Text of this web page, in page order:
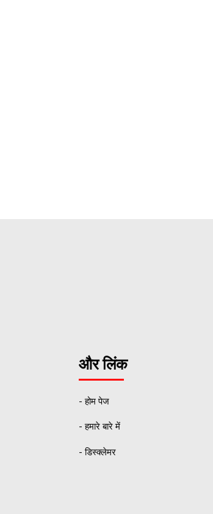
और लिंक
- होम पेज
- हमारे बारे में
- डिस्क्लेमर